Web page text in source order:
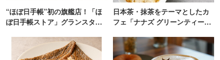
“ほぼ日手帳”初の旗艦店！「ほ
ぼ日手帳ストア」グランスタ東
日本茶・抹茶をテーマとしたカ
フェ「ナナズ グリーンティー」